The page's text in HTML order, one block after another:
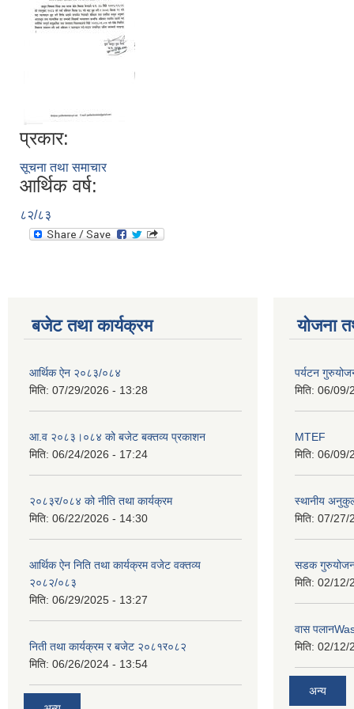
प्रकार:
सूचना तथा समाचार
आर्थिक वर्ष:
८२/८३
बजेट तथा कार्यक्रम
आर्थिक ऐन २०८३/०८४
मिति: 07/29/2026 - 13:28
आ.व २०८३।०८४ को बजेट बक्तव्य प्रकाशन
मिति: 06/24/2026 - 17:24
२०८३र/०८४ को नीति तथा कार्यक्रम
मिति: 06/22/2026 - 14:30
आर्थिक ऐन निति तथा कार्यक्रम वजेट वक्तव्य
२०८२/०८३
मिति: 06/29/2025 - 13:27
निती तथा कार्यक्रम र बजेट २०८१र०८२
मिति: 06/26/2024 - 13:54
योजना
पर्यटन
मिति: 06/09/
MTEF
मिति: 06/09/
स्थानीय
मिति: 07/27/
सडक
मिति: 02/12/
वास
मिति: 02/12/
अन्य